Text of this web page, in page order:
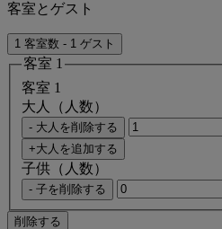
客室とゲスト
1 客室数 - 1 ゲスト
客室 1
客室 1
大人（人数）
- 大人を削除する
+大人を追加する
子供（人数）
- 子を削除する
削除する